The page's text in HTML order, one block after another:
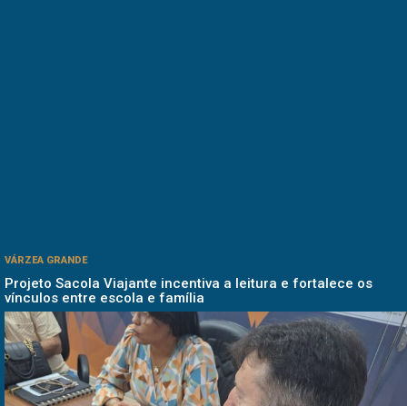
VÁRZEA GRANDE
Projeto Sacola Viajante incentiva a leitura e fortalece os
vínculos entre escola e família